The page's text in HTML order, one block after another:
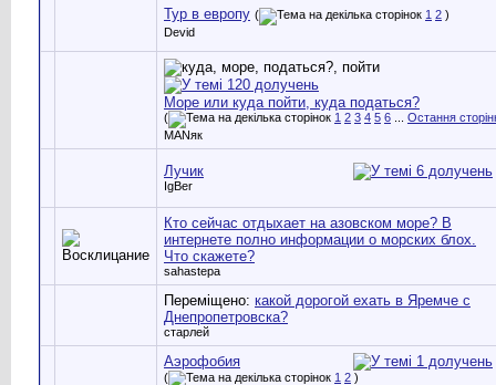
Тур в европу ( 1 2 )
Devid
Море или куда пойти, куда податься?
( 1 2 3 4 5 6
Остання
MANяк
Лучик
IgBer
Кто сейчас отдыхает на азовском море? В
интернете полно информации о морских блох.
Что скажете?
sahastepa
Переміщено: какой дорогой ехать в Яремче с
Днепропетровска?
старлей
Аэрофобия
( 1 2 )